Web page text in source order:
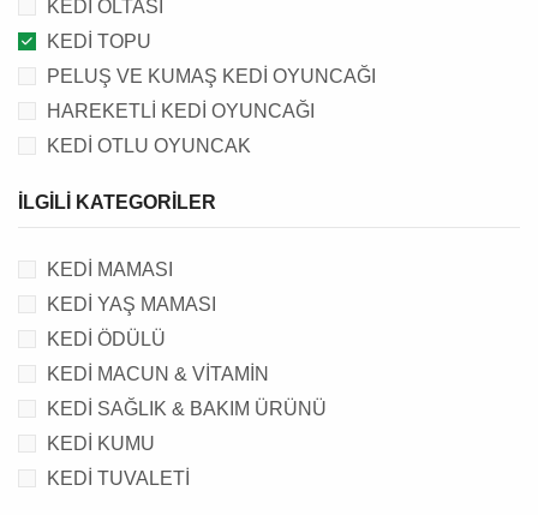
KEDİ OLTASI
KEDİ TOPU
PELUŞ VE KUMAŞ KEDİ OYUNCAĞI
HAREKETLİ KEDİ OYUNCAĞI
KEDİ OTLU OYUNCAK
KEDİ TÜNELİ
İLGILI KATEGORILER
KEDİ MAMASI
KEDİ YAŞ MAMASI
KEDİ ÖDÜLÜ
KEDİ MACUN & VİTAMİN
KEDİ SAĞLIK & BAKIM ÜRÜNÜ
KEDİ KUMU
KEDİ TUVALETİ